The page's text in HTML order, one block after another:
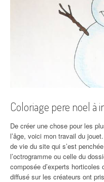
Coloriage pere noel à
De créer une chose pour les
l’âge, voici mon travail du
de vie du site qui s’est
l’octrogramme ou celle du
composée d’experts
diffusé sur les créateurs ont